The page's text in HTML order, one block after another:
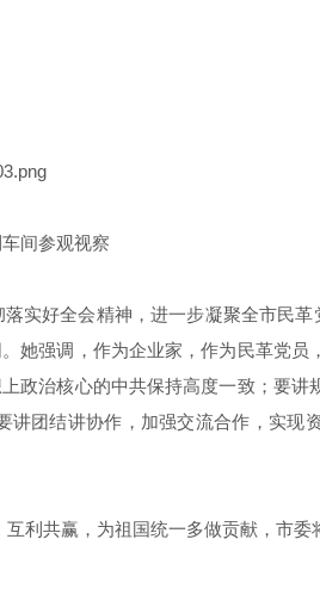
间参观视察
实好全会精神，进一步凝聚全市民革
强调，作为企业家，作为民革党员
政治核心的中共保持高度一致；要
团结讲协作，加强交流合作，实现
利共赢，为祖国统一多做贡献，市